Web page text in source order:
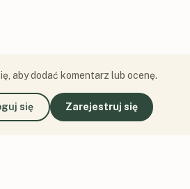
aby dodać komentarz lub ocenę.
się Zarejestruj się